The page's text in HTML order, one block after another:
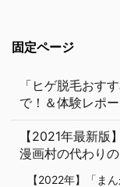
固定ページ
「ヒゲ脱毛おす
で！＆体験レポ
【2021年最新版
漫画村の代わり
【2022年】「ま